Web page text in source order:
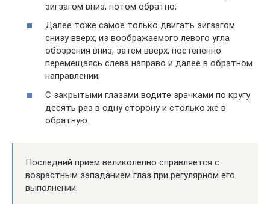
зигзагом вниз, потом обратно;
Далее тоже самое только двигать зигзагом
снизу вверх, из воображаемого левого угла
обозрения вниз, затем вверх, постепенно
перемещаясь слева направо и далее в обратном
направлении;
С закрытыми глазами водите зрачками по кругу
десять раз в одну сторону и столько же в
обратную.
Последний прием великолепно справляется с
возрастным западанием глаз при регулярном его
выполнении.